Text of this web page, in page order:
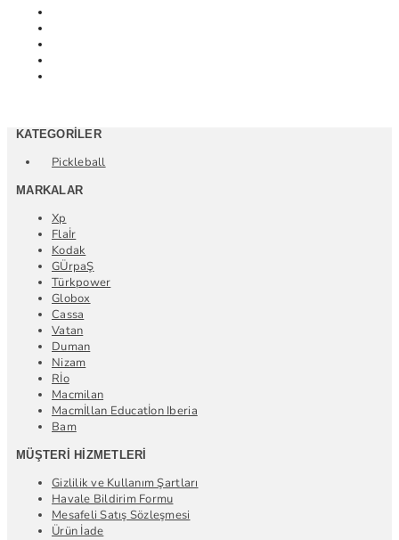
KATEGORILER
Pickleball
MARKALAR
Xp
Flaİr
Kodak
GÜrpaŞ
Türkpower
Globox
Cassa
Vatan
Duman
Nizam
Rİo
Macmilan
Macmİllan Educatİon Iberia
Bam
MÜŞTERI HIZMETLERI
Gizlilik ve Kullanım Şartları
Havale Bildirim Formu
Mesafeli Satış Sözleşmesi
Ürün İade